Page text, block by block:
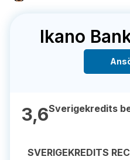
Ikano
3,6Sverigekredits
SVERIGEKREDITS